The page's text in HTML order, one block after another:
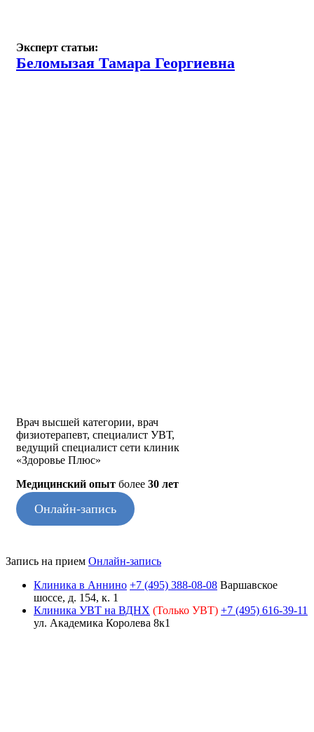
Эксперт статьи:
Беломызая Тамара Георгиевна
Врач высшей категории, врач
физиотерапевт, специалист УВТ,
ведущий специалист сети клиник
«Здоровье Плюс»
Медицинский опыт более 30 лет
Онлайн-запись
Запись на прием Онлайн-запись
Клиника в Аннино +7 (495) 388-08-08 Варшавское
шоссе, д. 154, к. 1
Клиника УВТ на ВДНХ (Только УВТ) +7 (495) 616-39-11
ул. Академика Королева 8к1